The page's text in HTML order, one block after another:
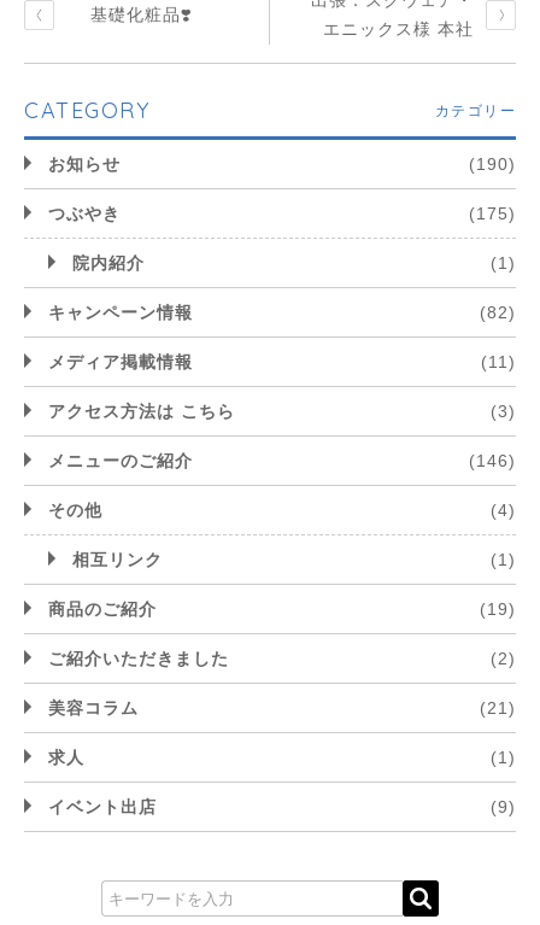
基礎化粧品❣️
エニックス様 本社
CATEGORY カテゴリー
お知らせ (190)
つぶやき (175)
院内紹介 (1)
キャンペーン情報 (82)
メディア掲載情報 (11)
アクセス方法は こちら (3)
メニューのご紹介 (146)
その他 (4)
相互リンク (1)
商品のご紹介 (19)
ご紹介いただきました (2)
美容コラム (21)
求人 (1)
イベント出店 (9)